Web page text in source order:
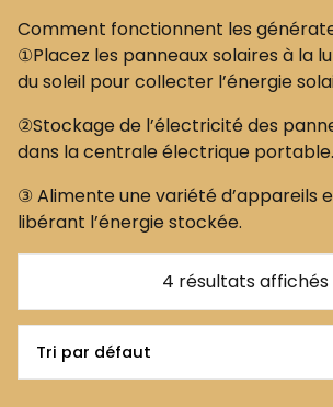
Comment fonctionnent les
①Placez les panneaux solaires à la
du soleil pour collecter l’énergie
②Stockage de l’électricité des
dans la centrale électrique portable.
③ Alimente une variété d’appareils
libérant l’énergie stockée.
4 résultats affichés